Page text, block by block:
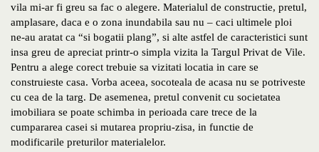
vila mi-ar fi greu sa fac o alegere. Materialul de constructie, pretul,
amplasare, daca e o zona inundabila sau nu – caci ultimele ploi
ne-au aratat ca “si bogatii plang”, si alte astfel de caracteristici sunt
insa greu de apreciat printr-o simpla vizita la Targul Privat de Vile.
Pentru a alege corect trebuie sa vizitati locatia in care se
construieste casa. Vorba aceea, socoteala de acasa nu se potriveste
cu cea de la targ. De asemenea, pretul convenit cu societatea
imobiliara se poate schimba in perioada care trece de la
cumpararea casei si mutarea propriu-zisa, in functie de
modificarile preturilor materialelor.